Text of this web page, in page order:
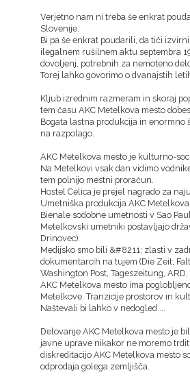
Verjetno nam ni treba še enkrat
Slovenije.
Bi pa še enkrat poudarili, da tiči
ilegalnem rušilnem aktu septembra
dovoljenj, potrebnih za nemoteno
Torej lahko govorimo o dvanajstih
Kljub izrednim razmeram in skoraj
tem času AKC Metelkova mesto
Bogata lastna produkcija in
na razpolago.
AKC Metelkova mesto je kulturno-
Na Metelkovi vsak dan vidimo
tem polnijo mestni proračun.
Hostel Celica je prejel nagrado za
Umetniška produkcija AKC
Bienale sodobne umetnosti v Sao
Metelkovski umetniki postavljajo
Drinovec).
Medijsko smo bili &#8211; zlasti v
dokumentarcih na tujem (Die Zeit,
Washington Post, Tageszeitung,
AKC Metelkova mesto ima
Metelkove. Tranzicije prostorov in
Naštevali bi lahko v nedogled ...
Delovanje AKC Metelkova mesto je
javne uprave nikakor ne moremo
diskreditacijo AKC Metelkova mesto
odprodaja golega zemljišča.